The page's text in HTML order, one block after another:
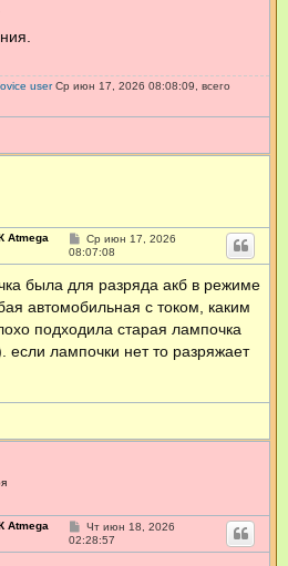
е
userСр июн 17, 2026 08:08:09, всего
Atmega
С
о
о
щ
е
и
Ср июн 17, 2026
08:07:08
была для разряда акб в режиме
автомобильная с током, каким
подходила старая лампочка
если лампочки нет то разряжает
Atmega
С
о
о
Чт июн 18, 2026
02:28:57